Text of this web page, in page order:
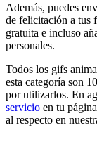
Además, puedes
de felicitación a tus
gratuita e incluso
personales.
Todos los gifs
esta categoría son
por utilizarlos. En
servicio en tu
al respecto en